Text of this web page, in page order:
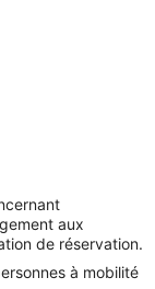
aux
de réservation.
à mobilité